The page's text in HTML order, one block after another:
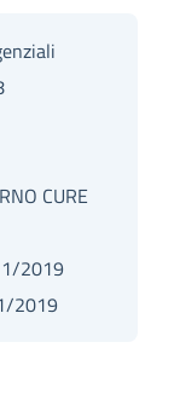
CURE
2019
2019